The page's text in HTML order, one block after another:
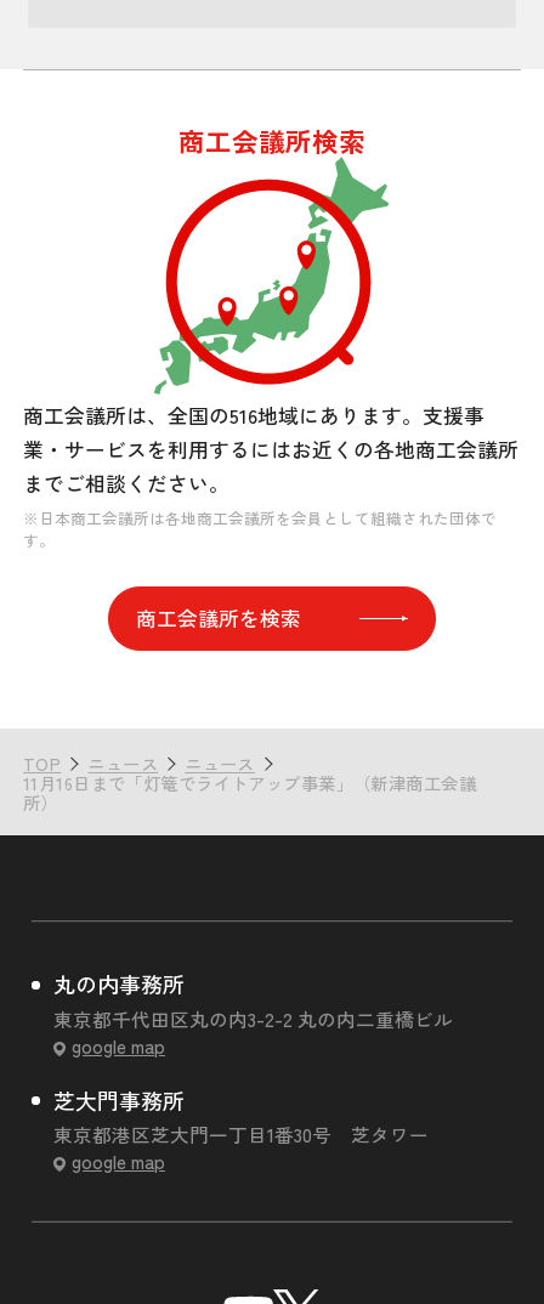
商工会議所検索
商工会議所は、全国の516地域にあります。 支援事
業・サービスを利用するにはお近くの各地商工会議所
までご相談ください。
※日本商工会議所は各地商工会議所を会員として組織された団体で
す。
商工会議所を検索
TOP ニュース ニュース
11月16日まで「灯篭でライトアップ事業」（新津商工会議
所）
丸の内事務所
東京都千代田区丸の内3-2-2 丸の内二重橋ビル
google map
芝大門事務所
東京都港区芝大門一丁目1番30号 芝タワー
google map